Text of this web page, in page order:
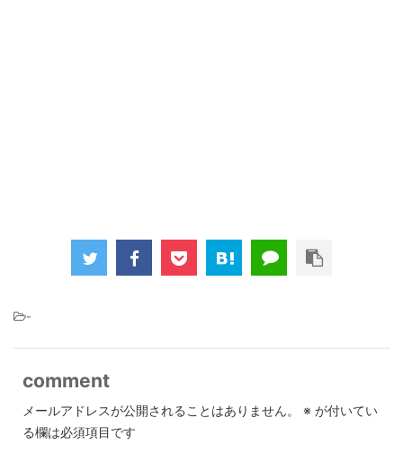
-
comment
メールアドレスが公開されることはありません。 ※ が付いてい
る欄は必須項目です